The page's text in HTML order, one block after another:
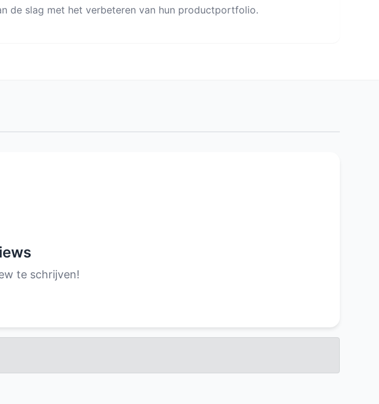
de slag met het verbeteren van hun productportfolio.
te schrijven!